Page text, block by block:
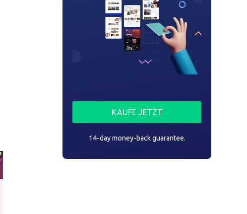
KAUFE JETZT
14-day money-back guarantee.